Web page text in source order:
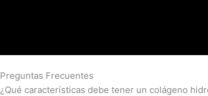
Preguntas Frecuentes
¿Qué características debe tener un colágeno